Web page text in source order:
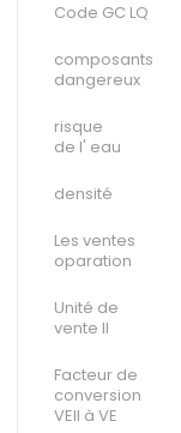
Code GC LQ
composants
dangereux
risque
de l' eau
densité
Les ventes
oparation
Unité de
vente II
Facteur de
conversion
VEII à VE